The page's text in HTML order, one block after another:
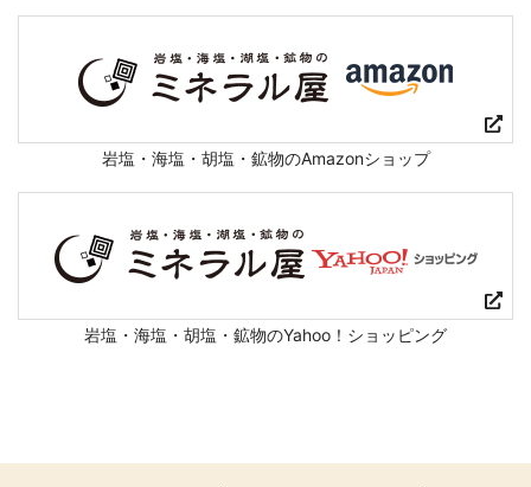
岩塩・海塩・胡塩・鉱物のAmazonショップ
岩塩・海塩・胡塩・鉱物のYahoo！ショッピング